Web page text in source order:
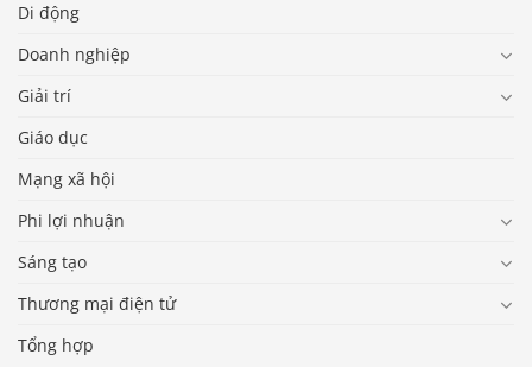
Di động
Doanh nghiệp
Giải trí
Giáo dục
Mạng xã hội
Phi lợi nhuận
Sáng tạo
Thương mại điện tử
Tổng hợp